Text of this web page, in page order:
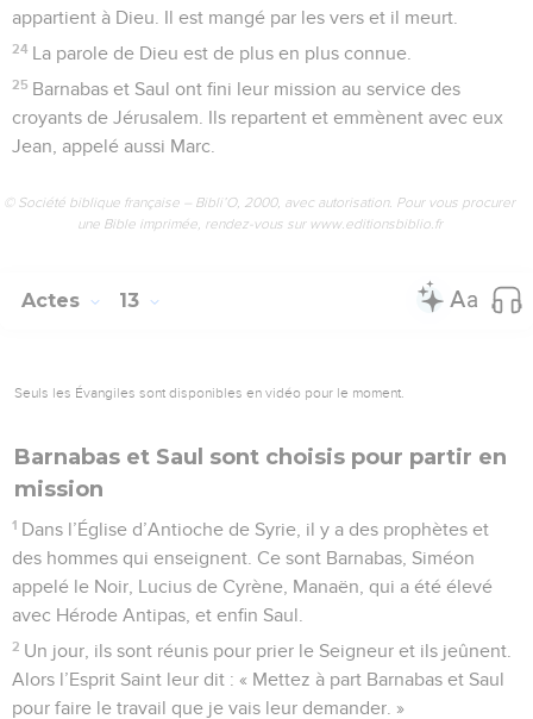
appartient à Dieu. Il est mangé par les vers et il meurt.
24 La parole de Dieu est de plus en plus connue.
25 Barnabas et Saul ont fini leur mission au service des
croyants de Jérusalem. Ils repartent et emmènent avec eux
Jean, appelé aussi Marc.
© Société biblique française – Bibli’O, 2000, avec autorisation. Pour vous procurer
une Bible imprimée, rendez-vous sur www.editionsbiblio.fr
Actes 13
Seuls les Évangiles sont disponibles en vidéo pour le moment.
Barnabas et Saul sont choisis pour partir en
mission
1 Dans l’Église d’Antioche de Syrie, il y a des prophètes et
des hommes qui enseignent. Ce sont Barnabas, Siméon
appelé le Noir, Lucius de Cyrène, Manaën, qui a été élevé
avec Hérode Antipas, et enfin Saul.
2 Un jour, ils sont réunis pour prier le Seigneur et ils jeûnent.
Alors l’Esprit Saint leur dit : « Mettez à part Barnabas et Saul
pour faire le travail que je vais leur demander. »